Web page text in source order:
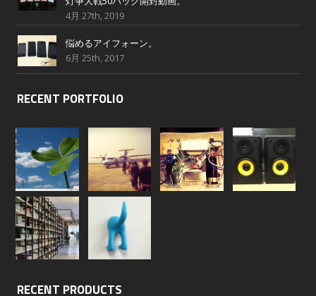
4月 27th, 2019
悩めるアイフォーン。
6月 25th, 2017
RECENT PORTFOLIO
RECENT PRODUCTS